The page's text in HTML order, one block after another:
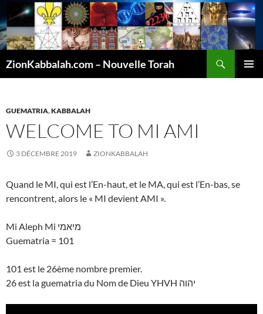
ZionKabbalah.com – Nouvelle Torah
GUEMATRIA,KABBALAH
WELCOME TO MI AMI
3 DÉCEMBRE 2019 ZIONKABBALAH
Quand le MI, qui est l’En-haut, et le MA, qui est l’En-bas, se
rencontrent, alors le « MI devient AMI ».
Mi Aleph Mi מיאמי
Guematria = 101
101 est le 26ème nombre premier.
26 est la guematria du Nom de Dieu YHVH יהוה